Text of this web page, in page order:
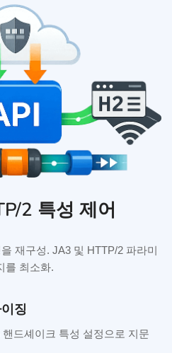
2 특성 제어
재구성. JA3 및 HTTP/2 파라미
를 최소화.
징
드셰이크 특성 설정으로 지문